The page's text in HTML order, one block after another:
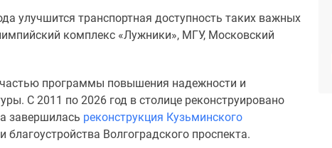
улучшится транспортная доступность таких важных
комплекс «Лужники», МГУ, Московский
частью программы повышения надежности и
С 2011 по 2026 год в столице реконструировано
завершилась реконструкция Кузьминского
Волгоградского проспекта.